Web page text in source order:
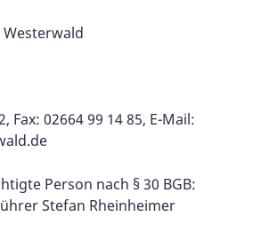
Westerwald
Fax: 02664 99 14 85, E-Mail:
Person nach § 30 BGB:
Stefan Rheinheimer